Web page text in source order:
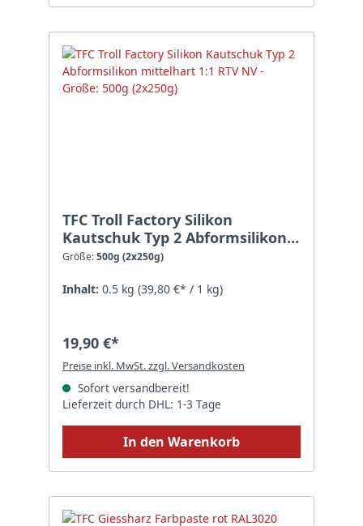
TFC Troll Factory Silikon
Kautschuk Typ 2 Abformsilikon
mittelhart 1:1 RTV NV - Größe:
Größe:500g (2x250g)
Inhalt: 0.5 kg (39,80 €* / 1 kg)
19,90 €*
Preise inkl. MwSt. zzgl. Versandkosten
Sofort versandbereit!
Lieferzeit durch DHL: 1-3 Tage
In den Warenkorb